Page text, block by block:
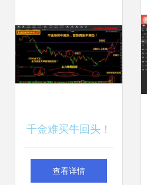
千金难买牛回头！
盯住这条主线不会
查看详情